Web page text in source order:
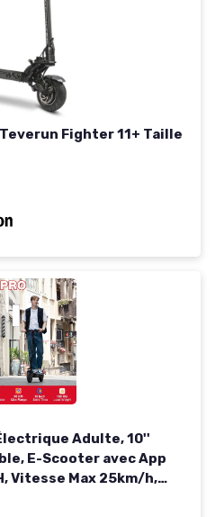
Fighter 11+ Taille
Adulte, 10''
E-Scooter avec App
Vitesse Max 25km/h,
Double Amortisseurs